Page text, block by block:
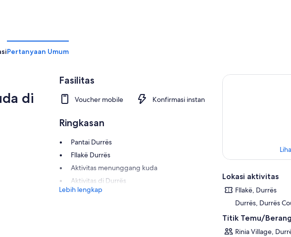
Pertanyaan Umum
di
Fasilitas
Voucher mobile Konfirmasi instan
Ringkasan
Pantai Durrës
Fllakë Durrës
Aktivitas menunggang kuda
Aktivitas di Durrës
Lebih lengkap
Lokasi aktivitas
Fllakë, Durrës
Durrës, Durrës
Titik Temu/
Rinia Village,